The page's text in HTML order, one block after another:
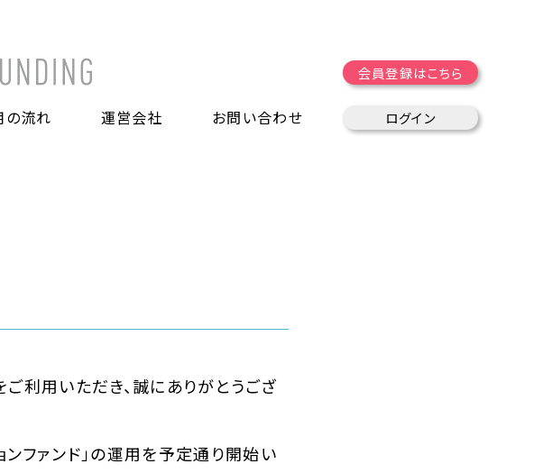
の流れ 運営会社 お問い合わせ
会員登録はこちら
ログイン
利用いただき、誠にありがとうござ
ファンド」の運用を予定通り開始い